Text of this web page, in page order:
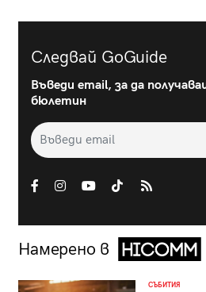
Следвай GoGuide
Въведи email, за да
бюлетин
Намерено в
СЪБИТИЯ